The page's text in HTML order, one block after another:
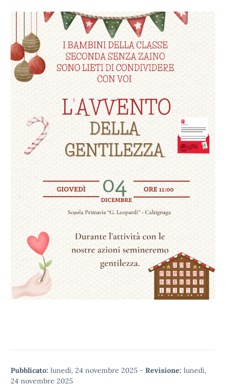
Pubblicato: lunedì, 24 novembre 2025 - Revisione: lunedì,
24 novembre 2025